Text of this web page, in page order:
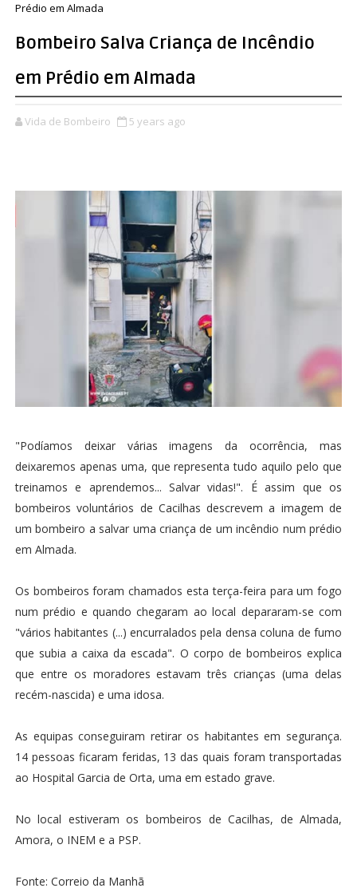
Prédio em Almada
Bombeiro Salva Criança de Incêndio
em Prédio em Almada
Vida de Bombeiro 5 years ago
"Podíamos deixar várias imagens da ocorrência, mas
deixaremos apenas uma, que representa tudo aquilo pelo que
treinamos e aprendemos... Salvar vidas!". É assim que os
bombeiros voluntários de Cacilhas descrevem a imagem de
um bombeiro a salvar uma criança de um incêndio num prédio
em Almada.
Os bombeiros foram chamados esta terça-feira para um fogo
num prédio e quando chegaram ao local depararam-se com
"vários habitantes (...) encurralados pela densa coluna de fumo
que subia a caixa da escada". O corpo de bombeiros explica
que entre os moradores estavam três crianças (uma delas
recém-nascida) e uma idosa.
As equipas conseguiram retirar os habitantes em segurança.
14 pessoas ficaram feridas, 13 das quais foram transportadas
ao Hospital Garcia de Orta, uma em estado grave.
No local estiveram os bombeiros de Cacilhas, de Almada,
Amora, o INEM e a PSP.
Fonte: Correio da Manhã